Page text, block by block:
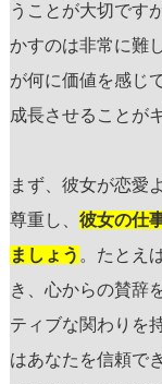
うことが大切です
かすのは非常に難
が何に価値を感じ
成長させることが
まず、彼女が恋愛
尊重し、 彼女の仕
ましょう 。たとえ
き、心からの賛辞
ティブな関わりを
はあなたを信頼で